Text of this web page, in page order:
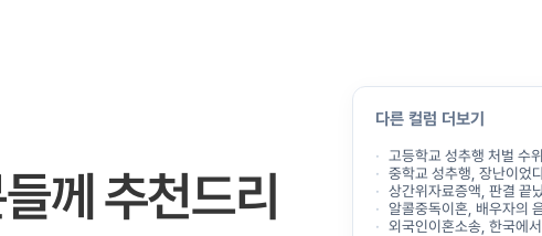
께 추천드리
다른 컬럼 더보기
고등학교 성추행 처벌 수
중학교 성추행, 장난이었다는
상간위자료증액, 판결 끝났
알콜중독이혼, 배우자의 음주 문제
외국인이혼소송, 한국에서